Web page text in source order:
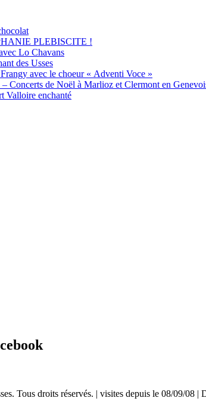
PLEBISCITE !
Lo Chavans
des Usses
avec le choeur « Adventi Voce »
– Concerts de Noël à Marlioz et Clermont en
Valloire enchanté
Tous droits réservés. | visites depuis le 08/09/08 |